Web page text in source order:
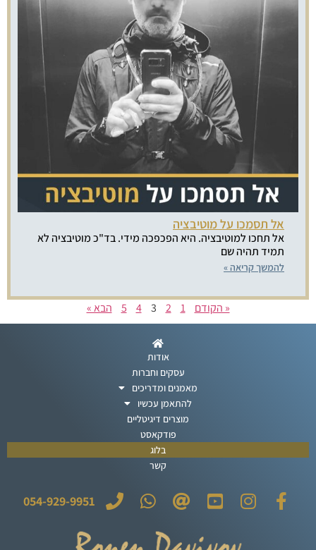
אל תסמכו על מוטיבציה
אל תחכו למוטיבציה. היא הפכפכה מידי. בד"כ מוטיבציה לא
תמיד תהיה שם
להמשך קריאה »
« הקודם 1
2
3
4
5 הבא »
אודות
עסקים וחברות
מאמנים ומדריכים
להתאמן עכשיו
מוצרים דיגיטליים
פודקאסט
בלוג
קשר
054-929-9951